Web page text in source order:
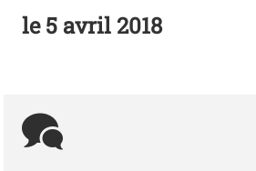
le5 avril 2018